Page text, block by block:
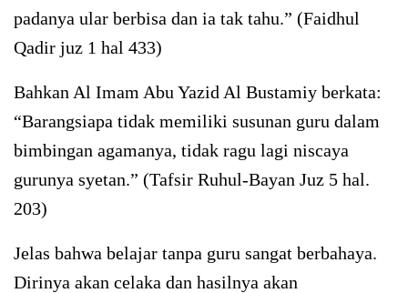
padanya ular berbisa dan ia tak tahu.” (Faidhul
Qadir juz 1 hal 433)
Bahkan Al Imam Abu Yazid Al Bustamiy berkata:
“Barangsiapa tidak memiliki susunan guru dalam
bimbingan agamanya, tidak ragu lagi niscaya
gurunya syetan.” (Tafsir Ruhul-Bayan Juz 5 hal.
203)
Jelas bahwa belajar tanpa guru sangat berbahaya.
Dirinya akan celaka dan hasilnya akan